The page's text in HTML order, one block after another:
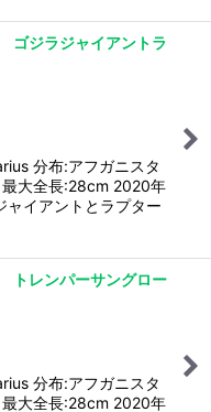
ゴジラジャイアントラ
分布:アフガニスタ
大全長:28cm 2020年
イアントとラプター
トレンパーサングロー
分布:アフガニスタ
大全長:28cm 2020年